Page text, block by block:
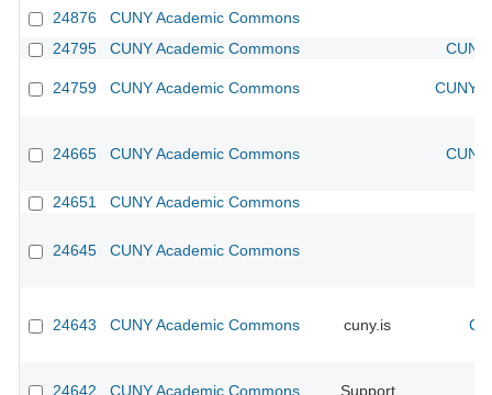
24876
CUNY Academic Commons
24795
CUNY Academic Commons
24759 CUNY Academic Commons CUNY
24665 CUNY Academic Commons
24651 CUNY Academic Commons
24645 CUNY Academic Commons
24643 CUNY Academic Commons cuny.is
24642 CUNY Academic Commons Support